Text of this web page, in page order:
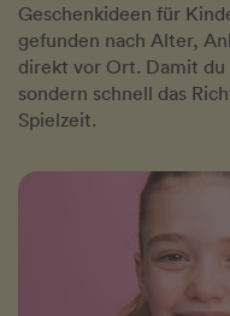
Geschenkideen für
gefunden nach Alter,
direkt vor Ort. Damit du
sondern schnell das
Spielzeit.